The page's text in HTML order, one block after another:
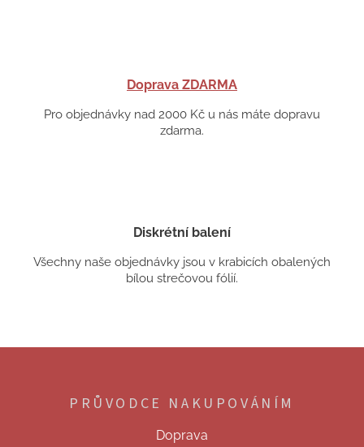
Doprava ZDARMA
Pro objednávky nad 2000 Kč u nás máte dopravu
zdarma.
Diskrétní balení
Všechny naše objednávky jsou v krabicích obalených
bílou strečovou fólií.
PRŮVODCE NAKUPOVÁNÍM
Doprava